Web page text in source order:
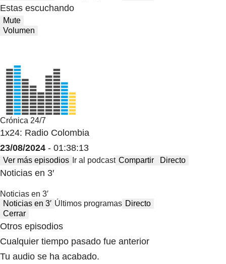
Estas escuchando
Mute
Volumen
Crónica 24/7
1x24: Radio Colombia
23/08/2024 - 01:38:13
Ver más episodios Ir al podcast Compartir Directo
Noticias en 3′
Noticias en 3′
Noticias en 3′ Últimos programas Directo
Cerrar
Otros episodios
Cualquier tiempo pasado fue anterior
Tu audio se ha acabado.